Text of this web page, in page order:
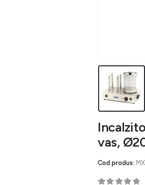
vas,
Cod produs: